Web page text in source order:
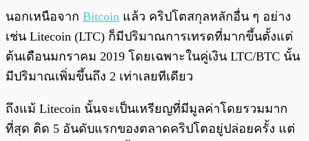
พร้อมเล่น 0:00 0:00
นอกเหนือจาก Bitcoin แล้ว คริปโตสกุลหลักอื่น ๆ อย่าง
เช่น Litecoin (LTC) ก็มีปริมาณการเทรดที่มากขึ้นตั้งแต่
ต้นเดือนมกราคม 2019 โดยเฉพาะในคู่เงิน LTC/BTC นั้น
มีปริมาณเพิ่มขึ้นถึง 2 เท่าเลยทีเดียว
ถึงแม้ Litecoin นั้นจะเป็นเหรียญที่มีมูลค่าโดยรวมมาก
ที่สุด ติด 5 อันดับแรกของตลาดคริปโตอยู่ปล่อยครั้ง แต่